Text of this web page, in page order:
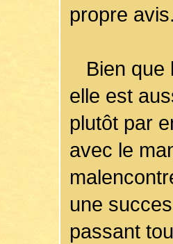
propre
Bien que
elle est
plutôt par
avec le
une
passant